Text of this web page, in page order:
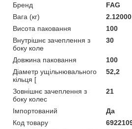
Бренд
FAG
Вага (кг)
2.12000
Висота паковання
100
Внутрішнє зачеплення з
боку коле
30
Довжина паковання
100
Діаметр ущільнювального
кільця [
52,2
Зовнішнє зачеплення з
боку колес
21
Імпортований
Да
Код товару